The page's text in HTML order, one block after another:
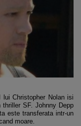
Christopher Nolan isi
SF. Johnny Depp
este transferata intr-un
moare.